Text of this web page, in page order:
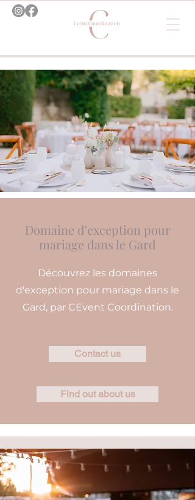
Domaine d'exception pour
mariage dans le Gard
Découvrez les domaines
d'exception pour mariage dans le
Gard, par CEvent Coordination.
Contact us
Find out about us